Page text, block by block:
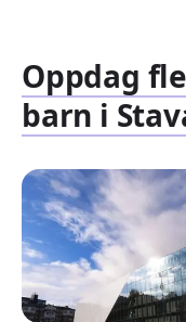
Oppdag
barn i